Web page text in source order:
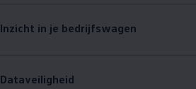
Inzicht in je bedrijfswagen
Dataveiligheid